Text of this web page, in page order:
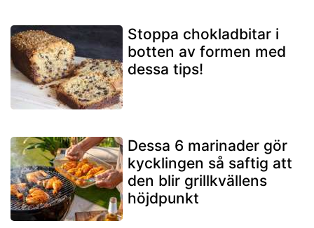
Stoppa chokladbitar i
botten av formen med
dessa tips!
Dessa 6 marinader gör
kycklingen så saftig att
den blir grillkvällens
höjdpunkt